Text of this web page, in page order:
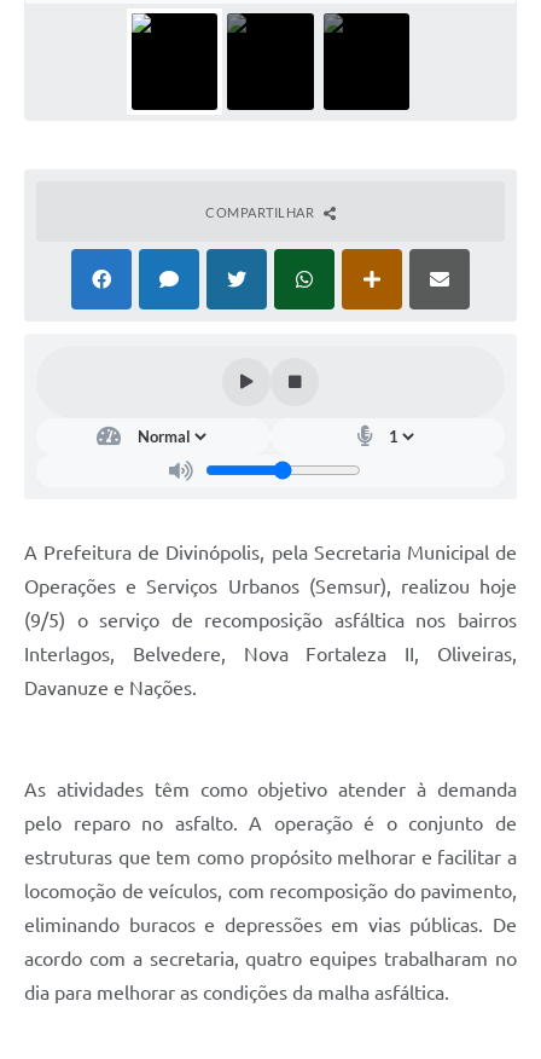
COMPARTILHAR
A Prefeitura de Divinópolis, pela Secretaria Municipal de
Operações e Serviços Urbanos (Semsur), realizou hoje
(9/5) o serviço de recomposição asfáltica nos bairros
Interlagos, Belvedere, Nova Fortaleza II, Oliveiras,
Davanuze e Nações.
As atividades têm como objetivo atender à demanda
pelo reparo no asfalto. A operação é o conjunto de
estruturas que tem como propósito melhorar e facilitar a
locomoção de veículos, com recomposição do pavimento,
eliminando buracos e depressões em vias públicas. De
acordo com a secretaria, quatro equipes trabalharam no
dia para melhorar as condições da malha asfáltica.